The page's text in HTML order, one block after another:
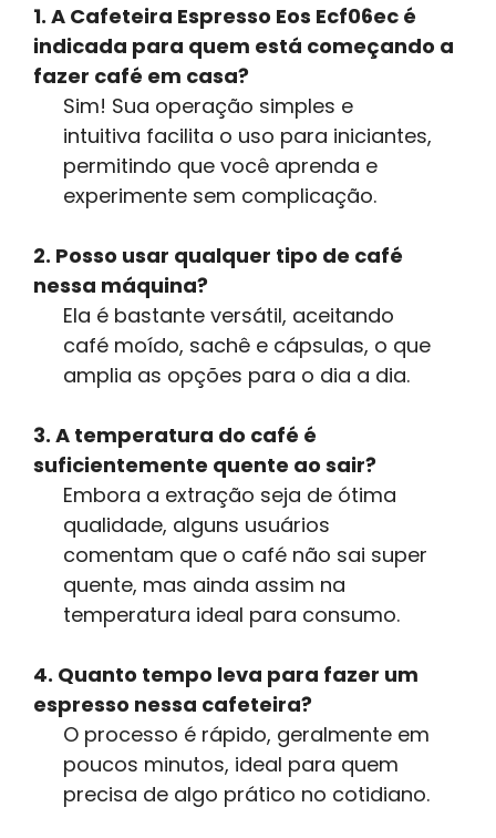
1. A Cafeteira Espresso Eos Ecf06ec é
indicada para quem está começando a
fazer café em casa?
Sim! Sua operação simples e
intuitiva facilita o uso para iniciantes,
permitindo que você aprenda e
experimente sem complicação.
2. Posso usar qualquer tipo de café
nessa máquina?
Ela é bastante versátil, aceitando
café moído, sachê e cápsulas, o que
amplia as opções para o dia a dia.
3. A temperatura do café é
suficientemente quente ao sair?
Embora a extração seja de ótima
qualidade, alguns usuários
comentam que o café não sai super
quente, mas ainda assim na
temperatura ideal para consumo.
4. Quanto tempo leva para fazer um
espresso nessa cafeteira?
O processo é rápido, geralmente em
poucos minutos, ideal para quem
precisa de algo prático no cotidiano.